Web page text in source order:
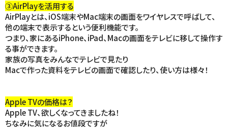
③AirPlayを活用する
AirPlayとは、iOS端末やMac端末の画面をワイヤレスで呼ばして、
他の端末で表示するという便利機能です。
つまり、家にあるiPhone、iPad、Macの画面をテレビに移して操作す
る事ができます。
家族の写真をみんなでテレビで見たり
Macで作った資料をテレビの画面で確認したり、使い方は様々！
Apple TVの価格は？
Apple TV、欲しくなってきましたね！
ちなみに気になるお値段ですが